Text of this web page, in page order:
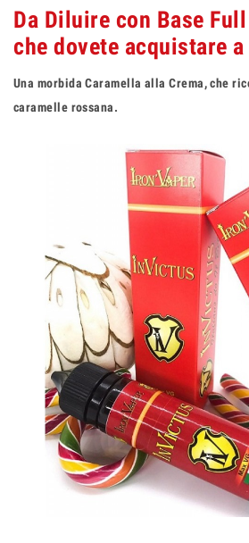
Da Diluire con Base
che dovete acquistare
Una morbida Caramella alla Crema, che
caramelle rossana.